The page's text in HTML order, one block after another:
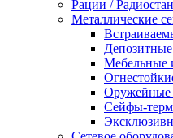
Рации /
Металлические
Мебельные
Оружейные
Сейфы-